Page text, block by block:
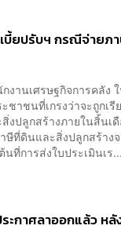
บี้ยปรับฯ กรณีจ่ายภ
านเศรษฐกิจการคลัง
าชนที่เกรงว่าจะถูกเรี
งปลูกสร้างภายในสิ้นเ
ษีที่ดินและสิ่งปลูกสร้าง
ที่การส่งใบประเมินเร...
ะกาศลาออกแล้ว ห